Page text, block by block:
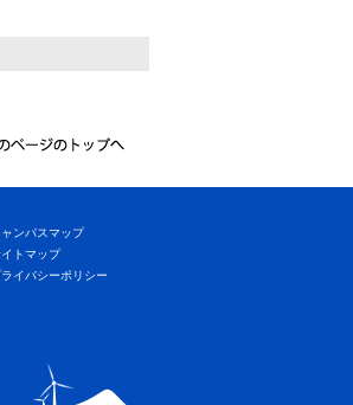
ャンパスマップ
トマップ
ライバシーポリシー